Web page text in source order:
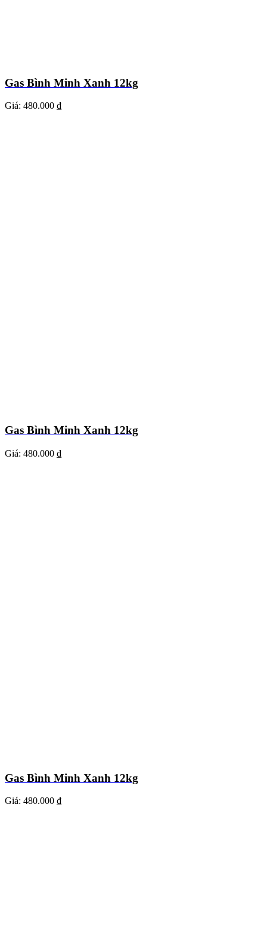
Gas Bình Minh Xanh 12kg
Giá: 480.000 ₫
Gas Bình Minh Xanh 12kg
Giá: 480.000 ₫
Gas Bình Minh Xanh 12kg
Giá: 480.000 ₫